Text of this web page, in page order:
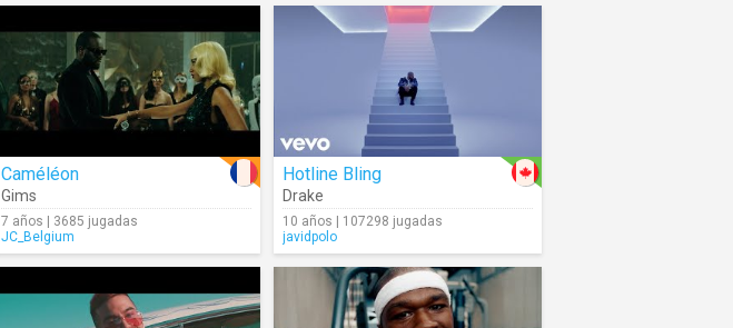
Caméléon
Gims
7 años | 3685 jugadas
JC_Belgium
Hotline Bling
Drake
10 años | 107298 jugadas
javidpolo